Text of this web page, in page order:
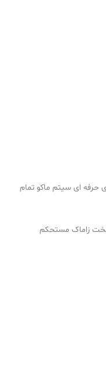
ای سیتم ماکو تمام
سخت زاماک مستحکم